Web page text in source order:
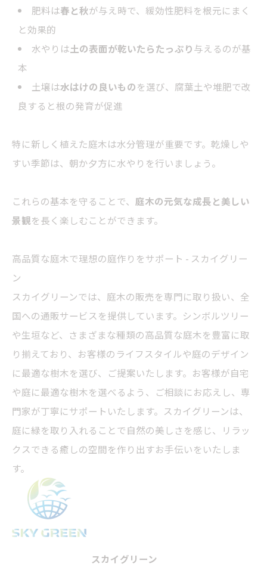
肥料は春と秋が与え時で、緩効性肥料を根元にまく
と効果的
水やりは土の表面が乾いたらたっぷり与えるのが基
本
土壌は水はけの良いものを選び、腐葉土や堆肥で改
良すると根の発育が促進
特に新しく植えた庭木は水分管理が重要です。乾燥しや
すい季節は、朝か夕方に水やりを行いましょう。
これらの基本を守ることで、 庭木の元気な成長と美しい
景観を長く楽しむことができます。
高品質な庭木で理想の庭作りをサポート - スカイグリー
ン
スカイグリーンでは、 庭木の販売を専門に取り扱い、全
国への通販サービスを提供しています。シンボルツリー
や生垣など、さまざまな種類の高品質な庭木を豊富に取
り揃えており、お客様のライフスタイルや庭のデザイン
に最適な樹木を選び、ご提案いたします。お客様が自宅
や庭に最適な樹木を選べるよう、ご相談にお応えし、専
門家が丁寧にサポートいたします。スカイグリーンは、
庭に緑を取り入れることで自然の美しさを感じ、リラッ
クスできる癒しの空間を作り出すお手伝いをいたしま
す。
スカイグリーン